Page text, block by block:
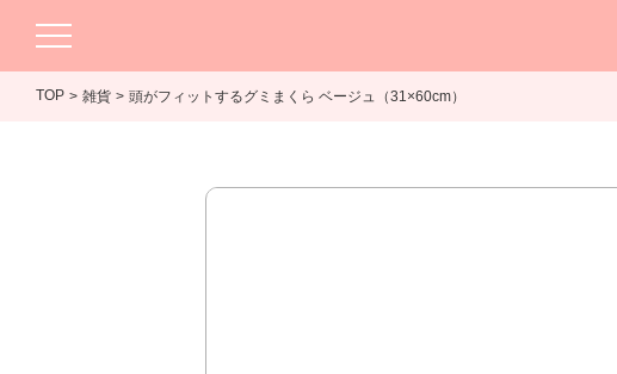
TOP 雑貨 頭がフィットするグミまくら ベージュ（31×60cm）